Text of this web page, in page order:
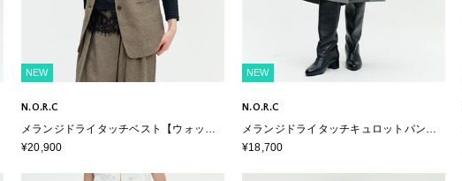
NEW
N.O.R.C
メランジドライタッチベスト【ウォッシ
ャブル】
¥20,900
NEW
N.O.R.C
メランジドライタッチキュロットパンツ
【ウォッシャブル】
¥18,700